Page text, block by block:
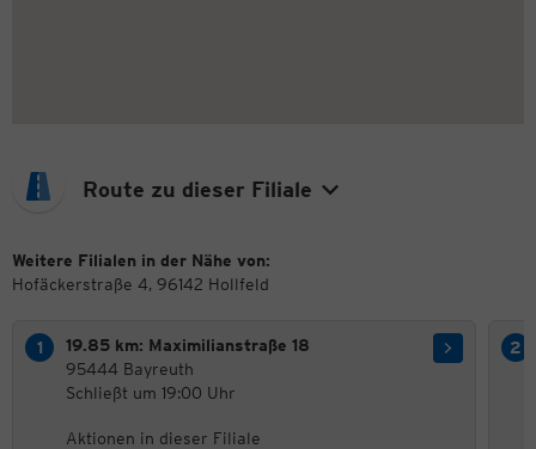
Route zu dieser Filiale
Weitere Filialen in der Nähe von:
Hofäckerstraße 4, 96142 Hollfeld
19.85 km: Maximilianstraße 18
95444 Bayreuth
Schließt um 19:00 Uhr
Aktionen in dieser Filiale